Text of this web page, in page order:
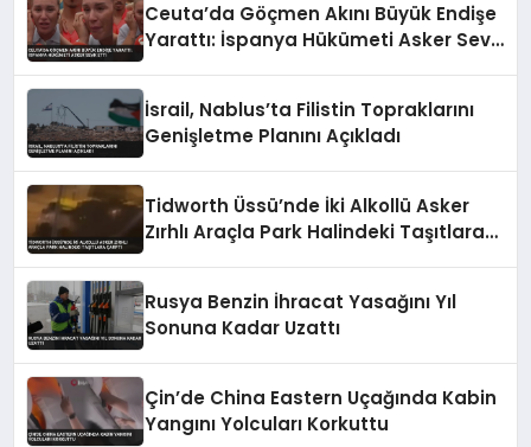
Ceuta’da Göçmen Akını Büyük Endişe
Yarattı: İspanya Hükümeti Asker Sevk
İsrail, Nablus’ta Filistin Topraklarını
Genişletme Planını Açıkladı
Tidworth Üssü’nde İki Alkollü Asker
Zırhlı Araçla Park Halindeki Taşıtlara
Rusya Benzin İhracat Yasağını Yıl
Sonuna Kadar Uzattı
Çin’de China Eastern Uçağında Kabin
Yangını Yolcuları Korkuttu